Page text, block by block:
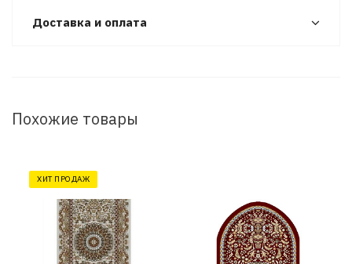
Доставка и оплата
Похожие товары
ХИТ ПРОДАЖ